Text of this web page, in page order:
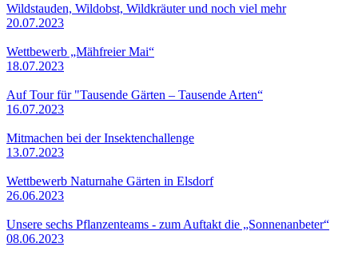
Wildstauden, Wildobst, Wildkräuter und noch viel mehr
20.07.2023
Wettbewerb „Mähfreier Mai“
18.07.2023
Auf Tour für "Tausende Gärten – Tausende Arten“
16.07.2023
Mitmachen bei der Insektenchallenge
13.07.2023
Wettbewerb Naturnahe Gärten in Elsdorf
26.06.2023
Unsere sechs Pflanzenteams - zum Auftakt die „Sonnenanbeter“
08.06.2023